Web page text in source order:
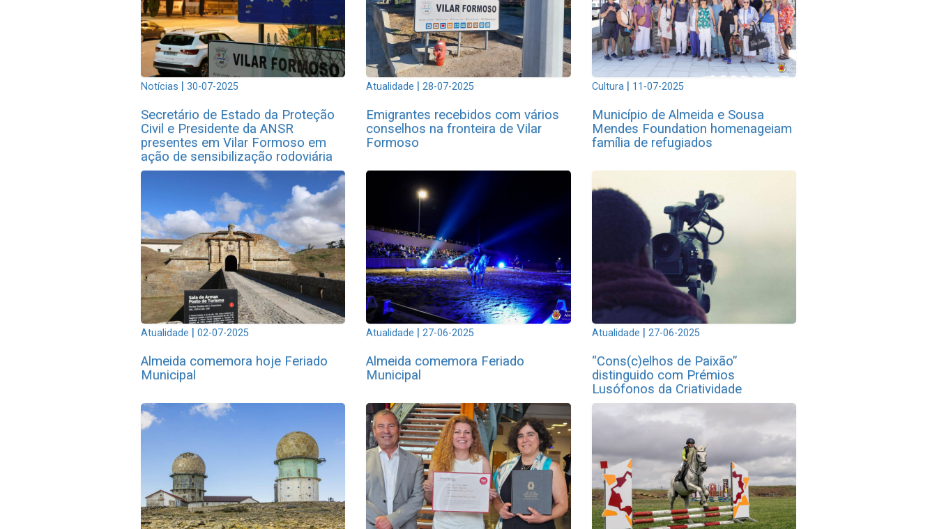
Notícias | 30-07-2025
Secretário de Estado da Proteção
Civil e Presidente da ANSR
presentes em Vilar Formoso em
ação de sensibilização rodoviária
Atualidade |28-07-2025
Emigrantes recebidos com vários
conselhos na fronteira de Vilar
Formoso
Cultura | 11-07-2025
Município de Almeida e Sousa
Mendes Foundation homenageiam
família de refugiados
Atualidade | 02-07-2025
Almeida comemora hoje Feriado
Municipal
Atualidade |27-06-2025
Almeida comemora Feriado
Municipal
Atualidade | 27-06-2025
“Cons(c)elhos de Paixão”
distinguido com Prémios
Lusófonos da Criatividade